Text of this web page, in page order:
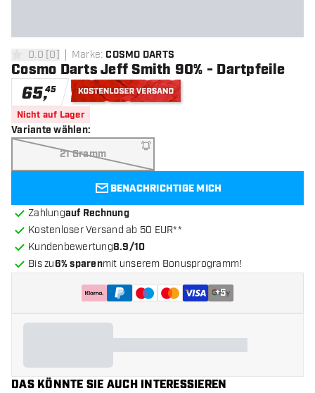
0 Bewertungssterne
0.0 [0] Marke: COSMO DARTS
Cosmo Darts Jeff Smith 90% - Dartpfeile
65,45
Kostenloser Versand
Nicht auf Lager
Variante wählen:
21 Gramm
BENACHRICHTIGE MICH
Zahlungauf Rechnung
Kostenloser Versand ab 50 EUR**
Kundenbewertung8.9/10
Bis zu6% sparenmit unserem Bonusprogramm!
+5
DAS KÖNNTE SIE AUCH INTERESSIEREN